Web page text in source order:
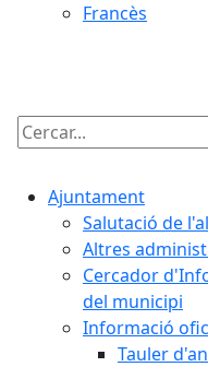
Francès
Cercar:
Ajuntament
Salutació de
Altres
Cercador
del municipi
Informació
Tauler